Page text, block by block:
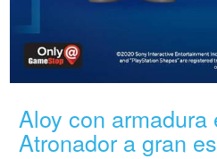
Aloy con
Atronador a gran